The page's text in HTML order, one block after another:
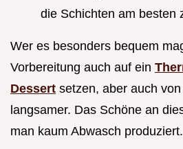
die Schichten am besten
Wer es besonders bequem
Vorbereitung auch auf ein
Dessert setzen, aber auch
langsamer. Das Schöne an
man kaum Abwasch produziert.